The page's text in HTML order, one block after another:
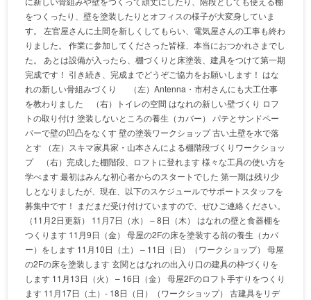
をつくったり、壁を塗装したりとオフィスの様子が大変身していま
す。 左官屋さんに土間を新しくしてもらい、電気屋さんの工事も終わ
りました。 作業に参加してくださった皆様、本当におつかれさまでし
た。 あとは設備が入ったら、棚づくりと床塗装、建具をつけて第一期
完成です！ 引き続き、完成までどうぞご協力をお願いします！ はな
れの新しい骨組みづくり （左）Antenna・市村さんにも大工仕事
を教わりました （右）トイレの空間 はなれの新しい壁づくり ロフ
トの取り付け 塗装しないところの養生（カバー） パテとサンドペー
パーで壁の凹凸をなくす 壁の塗装ワークショップ 古い土壁を水で落
とす （左）スキマ家具家・山本さんによる棚階段づくりワークショッ
プ （右）完成した棚階段、ロフトに登れます 様々な工具の使い方を
学べます 最初はみんな初心者からのスタートでした 第一期は残り少
しとなりましたが、現在、以下のスケジュールでサポートスタッフを
募集中です！ まだまだ受け付けていますので、ぜひご連絡ください。
（11月2日更新） 11月7日（水） – 8日（木） はなれの壁と食器棚を
つくります 11月9日（金） 母屋の2Fの床を塗装する前の養生（カバ
ー）をします 11月10日（土） – 11日（日）（ワークショップ） 母屋
の2Fの床を塗装します 玄関とはなれの出入り口の建具の枠づくりを
します 11月13日（火） – 16日（金） 母屋2Fのロフト手すりをつくり
ます 11月17日（土）- 18日（日）（ワークショップ） 古建具をリデ